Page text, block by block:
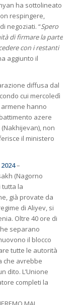
ha sottolineato
respingere,
negoziati. “Spero
di firmare la parte
con i restanti
aggiunto il
diffusa dal
cui mercoledì
hanno
azere
non
il ministero
–
(Nagorno
tutta la
già provate da
di Aliyev, si
Oltre 40 ore di
separano
il blocco
tutte le autorità
che avrebbe
dito. L’Unione
completi la